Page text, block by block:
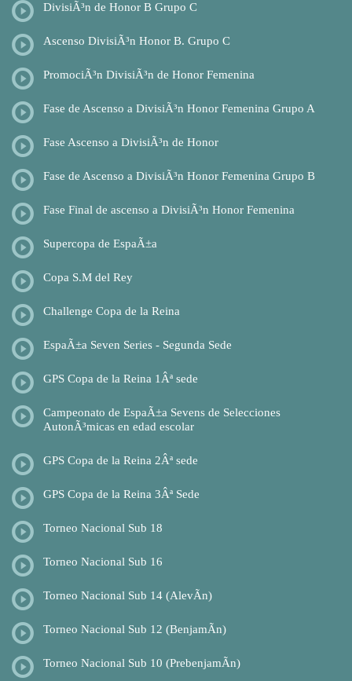
DivisiÃ³n de Honor B Grupo C
Ascenso DivisiÃ³n Honor B. Grupo C
PromociÃ³n DivisiÃ³n de Honor Femenina
Fase de Ascenso a DivisiÃ³n Honor Femenina Grupo A
Fase Ascenso a DivisiÃ³n de Honor
Fase de Ascenso a DivisiÃ³n Honor Femenina Grupo B
Fase Final de ascenso a DivisiÃ³n Honor Femenina
Supercopa de EspaÃ±a
Copa S.M del Rey
Challenge Copa de la Reina
EspaÃ±a Seven Series - Segunda Sede
GPS Copa de la Reina 1Âª sede
Campeonato de EspaÃ±a Sevens de Selecciones
AutonÃ³micas en edad escolar
GPS Copa de la Reina 2Âª sede
GPS Copa de la Reina 3Âª Sede
Torneo Nacional Sub 18
Torneo Nacional Sub 16
Torneo Nacional Sub 14 (AlevÃ­n)
Torneo Nacional Sub 12 (BenjamÃ­n)
Torneo Nacional Sub 10 (PrebenjamÃ­n)